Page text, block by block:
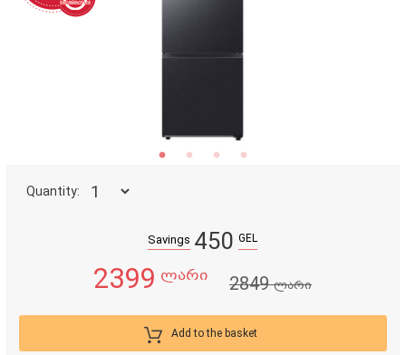
Quantity:
Savings 450 GEL
2399 ლარი 2849ლარი
Add to the basket